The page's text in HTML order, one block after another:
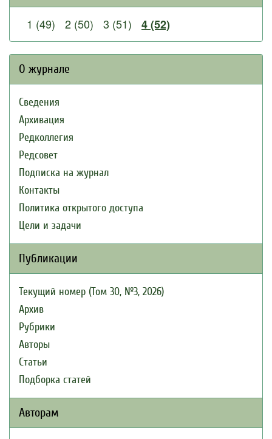
1 (49) 2 (50) 3 (51) 4 (52)
О журнале
Сведения
Архивация
Редколлегия
Редсовет
Подписка на журнал
Контакты
Политика открытого доступа
Цели и задачи
Публикации
Текущий номер (Том 30, №3, 2026)
Архив
Рубрики
Авторы
Статьи
Подборка статей
Авторам